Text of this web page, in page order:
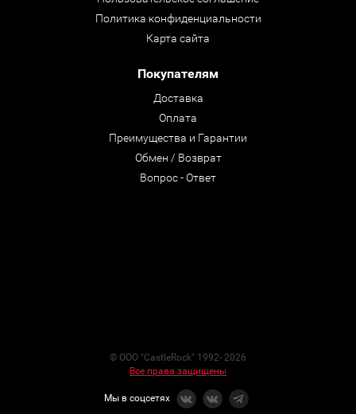
Политика конфиденциальности
Карта сайта
Покупателям
Доставка
Оплата
Преимущества и Гарантии
Обмен / Возврат
Вопрос - Ответ
© ООО "CastleRock" 1992- 2026
Все права защищены
Мы в соцсетях